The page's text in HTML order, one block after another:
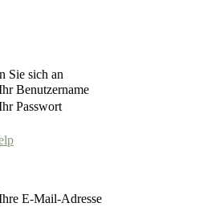
Sie sich an
Benutzername
Passwort
E-Mail-Adresse